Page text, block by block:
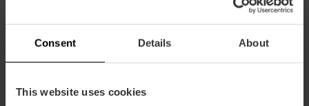
Consent Details About
This website uses cookies